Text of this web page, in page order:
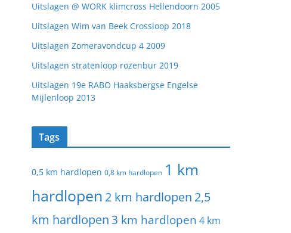
Uitslagen @ WORK klimcross Hellendoorn 2005
Uitslagen Wim van Beek Crossloop 2018
Uitslagen Zomeravondcup 4 2009
Uitslagen stratenloop rozenbur 2019
Uitslagen 19e RABO Haaksbergse Engelse
Mijlenloop 2013
Tags
0,5 km hardlopen 0,8 km hardlopen 1 km
hardlopen 2 km hardlopen 2,5
km hardlopen 3 km hardlopen 4 km